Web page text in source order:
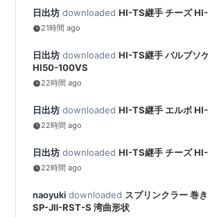
日出坊 downloaded HI-TS継手 チーズ
21時間 ago
日出坊 downloaded HI-TS継手 バルブソ
HI50-100VS
22時間 ago
日出坊 downloaded HI-TS継手 エルボ
22時間 ago
日出坊 downloaded HI-TS継手 チーズ
22時間 ago
naoyuki downloaded スプリンクラー 巻
SP-JⅡ-RST-S 湾曲形状